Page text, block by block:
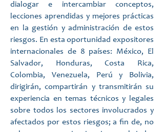
dialogar e intercambiar conceptos,
lecciones aprendidas y mejores prácticas
en la gestión y administración de estos
riesgos. En esta oportunidad expositores
internacionales de 8 países: México, El
Salvador, Honduras, Costa Rica,
Colombia, Venezuela, Perú y Bolivia,
dirigirán, compartirán y transmitirán su
experiencia en temas técnicos y legales
sobre todos los sectores involucrados y
afectados por estos riesgos; a fin de, no